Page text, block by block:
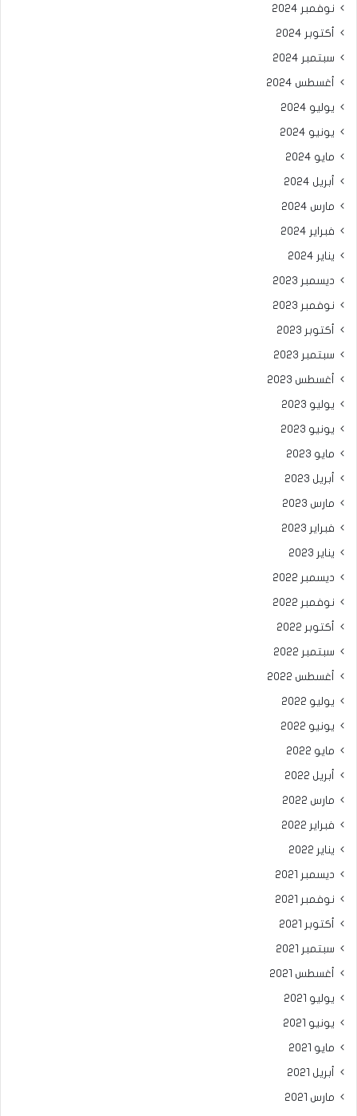
نوفمبر 2024
أكتوبر 2024
سبتمبر 2024
أغسطس 2024
يوليو 2024
يونيو 2024
مايو 2024
أبريل 2024
مارس 2024
فبراير 2024
يناير 2024
ديسمبر 2023
نوفمبر 2023
أكتوبر 2023
سبتمبر 2023
أغسطس 2023
يوليو 2023
يونيو 2023
مايو 2023
أبريل 2023
مارس 2023
فبراير 2023
يناير 2023
ديسمبر 2022
نوفمبر 2022
أكتوبر 2022
سبتمبر 2022
أغسطس 2022
يوليو 2022
يونيو 2022
مايو 2022
أبريل 2022
مارس 2022
فبراير 2022
يناير 2022
ديسمبر 2021
نوفمبر 2021
أكتوبر 2021
سبتمبر 2021
أغسطس 2021
يوليو 2021
يونيو 2021
مايو 2021
أبريل 2021
مارس 2021